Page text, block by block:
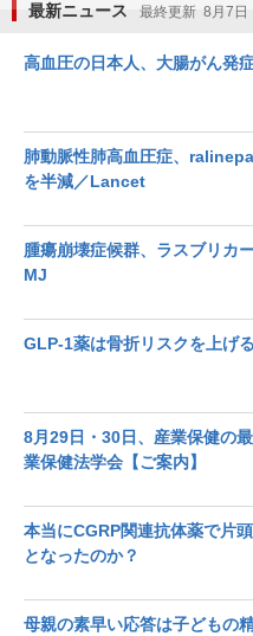
最新ニュース 最終更新 8月7日
高血圧の日本人、大腸がん発
肺動脈性肺高血圧症、
を半減／Lancet
腫瘍崩壊症候群、ラスブリカ
MJ
GLP-1薬は骨折リスクを上げ
8月29日・30日、産業保健の
業保健法学会【ご案内】
本当にCGRP関連抗体薬で片
となったのか？
母親の素早い応答は子どもの